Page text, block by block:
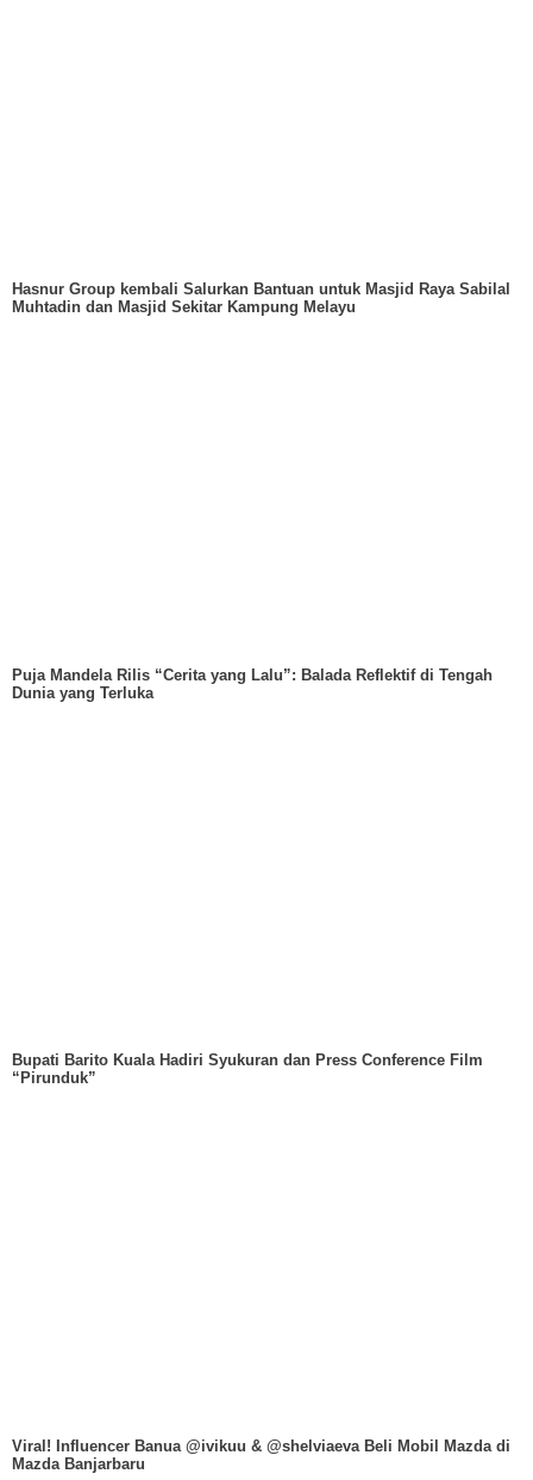
Hasnur Group kembali Salurkan Bantuan untuk Masjid Raya Sabilal
Muhtadin dan Masjid Sekitar Kampung Melayu
Puja Mandela Rilis “Cerita yang Lalu”: Balada Reflektif di Tengah
Dunia yang Terluka
Bupati Barito Kuala Hadiri Syukuran dan Press Conference Film
“Pirunduk”
Viral! Influencer Banua @ivikuu & @shelviaeva Beli Mobil Mazda di
Mazda Banjarbaru